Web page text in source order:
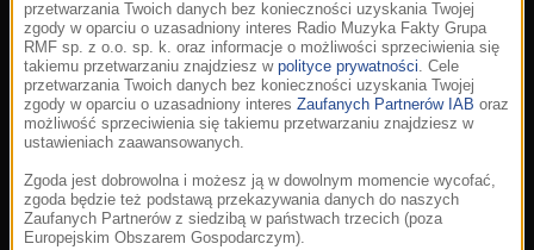
Korzystanie z portalu oznacza akceptację
przetwarzania Twoich danych bez konieczności uzyskania Twojej
zgody w oparciu o uzasadniony interes Radio Muzyka Fakty Grupa
RMF sp. z o.o. sp. k. oraz informacje o możliwości sprzeciwienia się
takiemu przetwarzaniu znajdziesz w polityce prywatności. Cele
przetwarzania Twoich danych bez konieczności uzyskania Twojej
zgody w oparciu o uzasadniony interes Zaufanych Partnerów IAB oraz
możliwość sprzeciwienia się takiemu przetwarzaniu znajdziesz w
ustawieniach zaawansowanych.
Zgoda jest dobrowolna i możesz ją w dowolnym momencie wycofać,
zgoda będzie też podstawą przekazywania danych do naszych
Zaufanych Partnerów z siedzibą w państwach trzecich (poza
Europejskim Obszarem Gospodarczym).